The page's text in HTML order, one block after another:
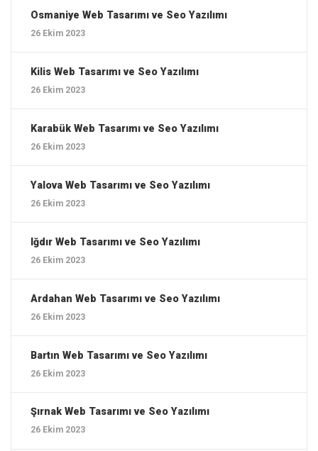
Osmaniye ‎Web Tasarımı ve Seo Yazılımı
26 Ekim 2023
Kilis ‎Web Tasarımı ve Seo Yazılımı
26 Ekim 2023
Karabük ‎Web Tasarımı ve Seo Yazılımı
26 Ekim 2023
Yalova ‎Web Tasarımı ve Seo Yazılımı
26 Ekim 2023
Iğdır ‎Web Tasarımı ve Seo Yazılımı
26 Ekim 2023
Ardahan ‎Web Tasarımı ve Seo Yazılımı
26 Ekim 2023
Bartın ‎Web Tasarımı ve Seo Yazılımı
26 Ekim 2023
Şırnak ‎Web Tasarımı ve Seo Yazılımı
26 Ekim 2023